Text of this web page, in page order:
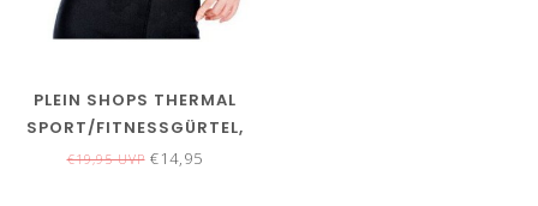
PLEIN SHOPS THERMAL
SPORT/FITNESSGÜRTEL,
SCHWITZGÜRTEL
€19,95 UVP€14,95